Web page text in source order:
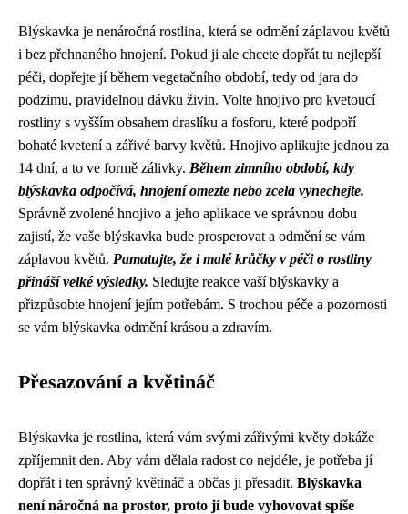
Blýskavka je nenáročná rostlina, která se odmění záplavou květů
i bez přehnaného hnojení. Pokud ji ale chcete dopřát tu nejlepší
péči, dopřejte jí během vegetačního období, tedy od jara do
podzimu, pravidelnou dávku živin. Volte hnojivo pro kvetoucí
rostliny s vyšším obsahem draslíku a fosforu, které podpoří
bohaté kvetení a zářivé barvy květů. Hnojivo aplikujte jednou za
14 dní, a to ve formě zálivky. Během zimního období, kdy
blýskavka odpočívá, hnojení omezte nebo zcela vynechejte.
Správně zvolené hnojivo a jeho aplikace ve správnou dobu
zajistí, že vaše blýskavka bude prosperovat a odmění se vám
záplavou květů. Pamatujte, že i malé krůčky v péči o rostliny
přináší velké výsledky. Sledujte reakce vaší blýskavky a
přizpůsobte hnojení jejím potřebám. S trochou péče a pozornosti
se vám blýskavka odmění krásou a zdravím.
Přesazování a květináč
Blýskavka je rostlina, která vám svými zářivými květy dokáže
zpříjemnit den. Aby vám dělala radost co nejdéle, je potřeba jí
dopřát i ten správný květináč a občas ji přesadit. Blýskavka
není náročná na prostor, proto jí bude vyhovovat spíše